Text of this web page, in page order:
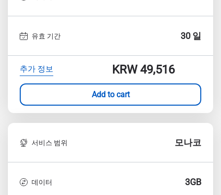
유효 기간 30 일
추가 정보 KRW 49,516
Add to cart
서비스 범위 모나코
데이터 3GB